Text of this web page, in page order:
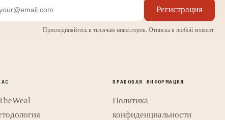
Регистрация
Присоединяйтесь к тысячам инвесторов. Отписка в любой момент.
ПРАВОВАЯ ИНФОРМАЦИЯ
Политика
конфиденциальности